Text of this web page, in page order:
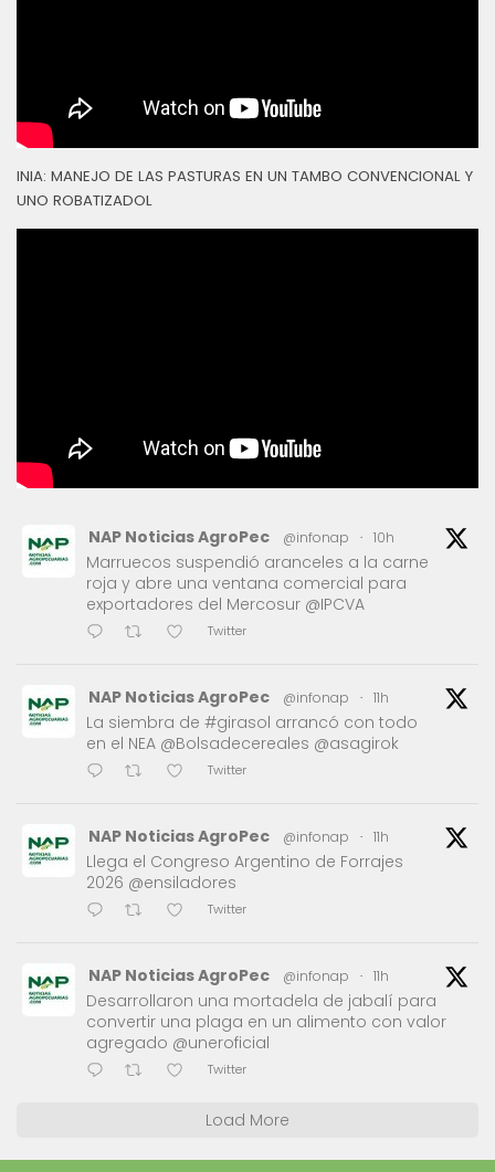
INIA: MANEJO DE LAS PASTURAS EN UN TAMBO CONVENCIONAL Y
UNO ROBATIZADOL
NAP Noticias AgroPec @infonap · 10h
Marruecos suspendió aranceles a la carne
roja y abre una ventana comercial para
exportadores del Mercosur @IPCVA
Twitter
NAP Noticias AgroPec @infonap · 11h
La siembra de #girasol arrancó con todo
en el NEA @Bolsadecereales @asagirok
Twitter
NAP Noticias AgroPec @infonap · 11h
Llega el Congreso Argentino de Forrajes
2026 @ensiladores
Twitter
NAP Noticias AgroPec @infonap · 11h
Desarrollaron una mortadela de jabalí para
convertir una plaga en un alimento con valor
agregado @uneroficial
Twitter
Load More